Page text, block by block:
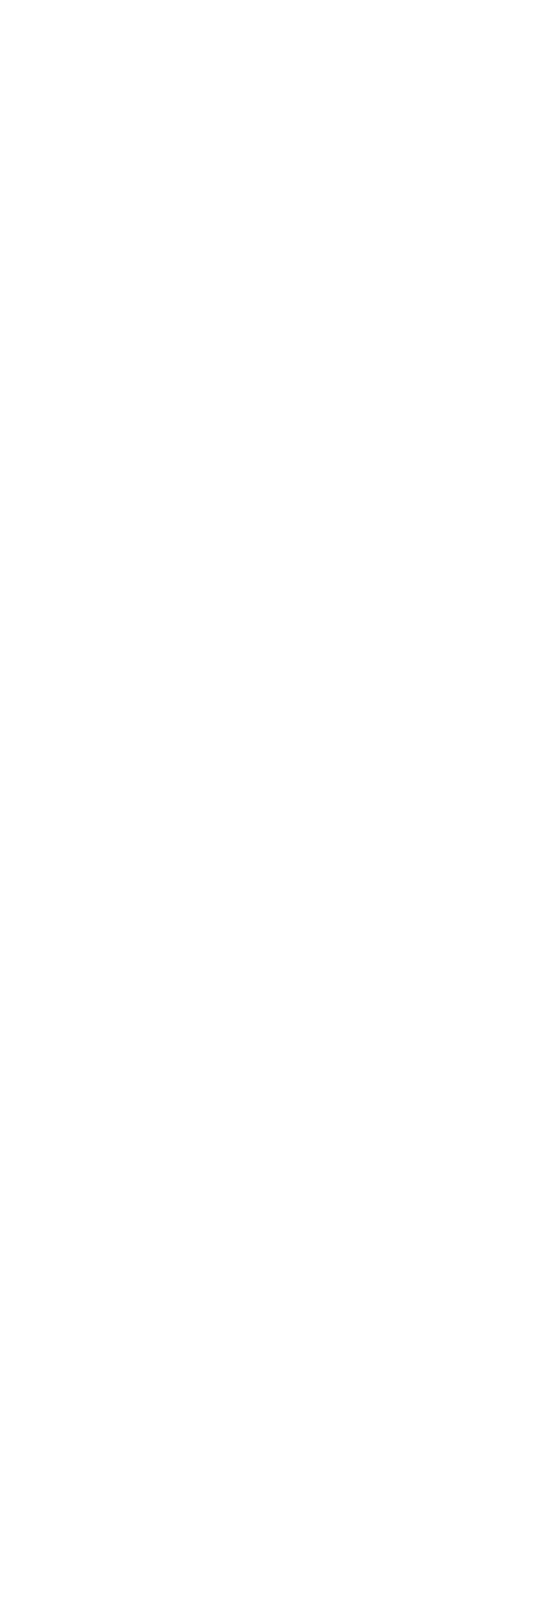
dejun, bauturi racoritoare, bere, vin la pranz si cina
cafea filtrata, ceai, deserturi
va fi achitata de catre client la receptia hotelului. Noile taxe de